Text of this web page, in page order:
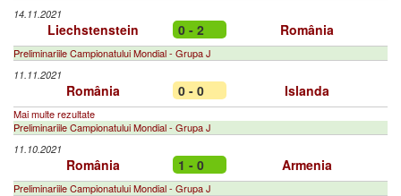
14.11.2021
Liechstenstein 0 - 2 România
Preliminariile Campionatului Mondial - Grupa J
11.11.2021
România 0 - 0 Islanda
Mai multe rezultate
Preliminariile Campionatului Mondial - Grupa J
11.10.2021
România 1 - 0 Armenia
Preliminariile Campionatului Mondial - Grupa J